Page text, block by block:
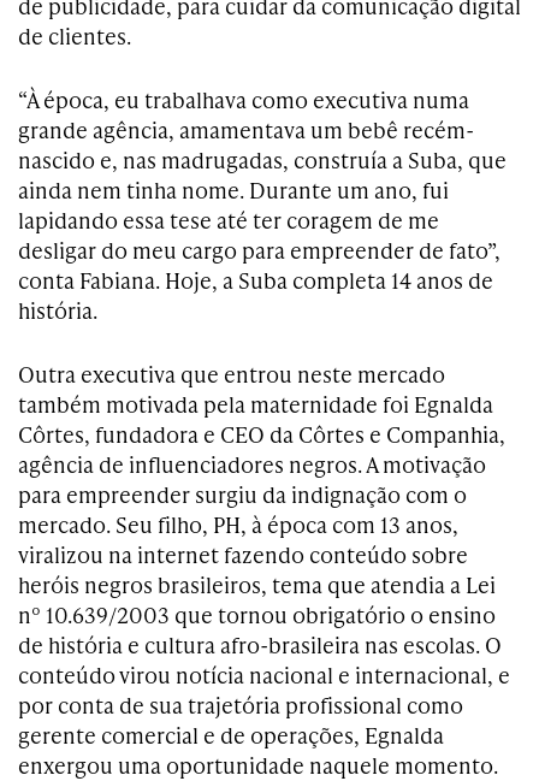
de clientes.
“À época, eu trabalhava como executiva numa
grande agência, amamentava um bebê recém-
nascido e, nas madrugadas, construía a Suba, que
ainda nem tinha nome. Durante um ano, fui
lapidando essa tese até ter coragem de me
desligar do meu cargo para empreender de fato”,
conta Fabiana. Hoje, a Suba completa 14 anos de
história.
Outra executiva que entrou neste mercado
também motivada pela maternidade foi Egnalda
Côrtes, fundadora e CEO da Côrtes e Companhia,
agência de influenciadores negros. A motivação
para empreender surgiu da indignação com o
mercado. Seu filho, PH, à época com 13 anos,
viralizou na internet fazendo conteúdo sobre
heróis negros brasileiros, tema que atendia a Lei
nº 10.639/2003 que tornou obrigatório o ensino
de história e cultura afro-brasileira nas escolas. O
conteúdo virou notícia nacional e internacional, e
por conta de sua trajetória profissional como
gerente comercial e de operações, Egnalda
enxergou uma oportunidade naquele momento.